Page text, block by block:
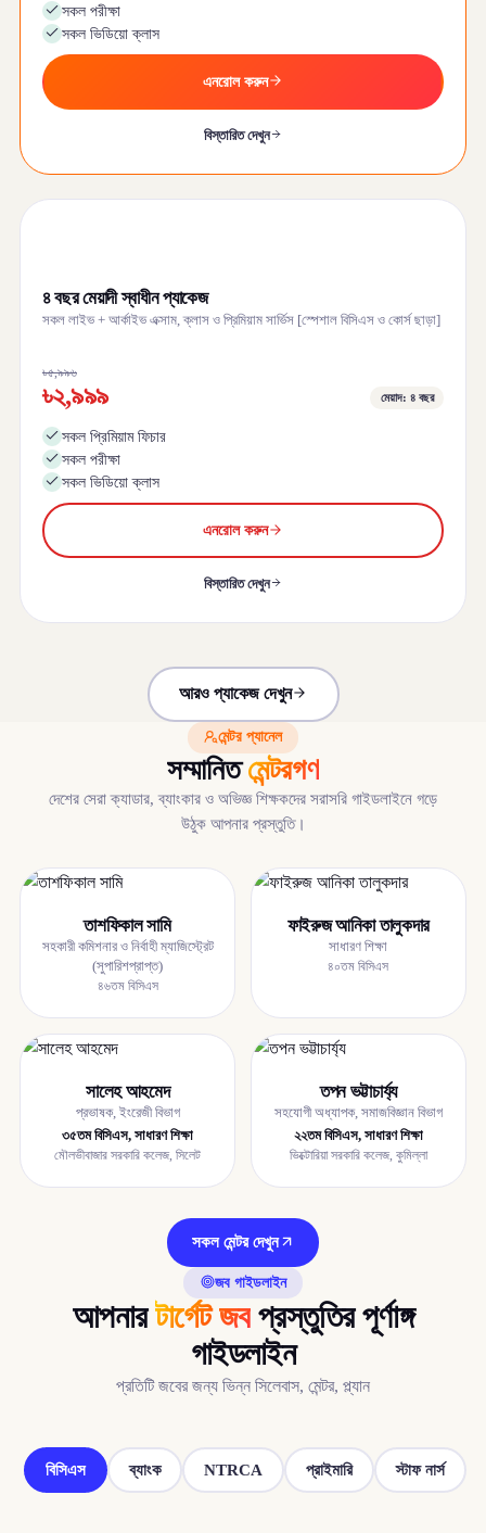
সকল পরীক্ষা
সকল ভিডিয়ো ক্লাস
এনরোল করুন
বিস্তারিত দেখুন
৪ বছর মেয়াদী স্বাধীন প্যাকেজ
সকল লাইভ + আর্কাইভ এক্সাম, ক্লাস ও প্রিমিয়াম সার্ভিস [স্পেশাল বিসিএস ও কোর্স ছাড়া]
৳৫,৯৯৬
৳২,৯৯৯ মেয়াদ: ৪ বছর
সকল প্রিমিয়াম ফিচার
সকল পরীক্ষা
সকল ভিডিয়ো ক্লাস
এনরোল করুন
বিস্তারিত দেখুন
আরও প্যাকেজ দেখুন
মেন্টর প্যানেল
সম্মানিতমেন্টরগণ
দেশের সেরা ক্যাডার, ব্যাংকার ও অভিজ্ঞ শিক্ষকদের সরাসরি গাইডলাইনে গড়ে
উঠুক আপনার প্রস্তুতি।
তাশফিকাল সামি
সহকারী কমিশনার ও নির্বাহী ম্যাজিস্ট্রেট
(সুপারিশপ্রাপ্ত)
৪৬তম বিসিএস
ফাইরুজ আনিকা তালুকদার
সাধারণ শিক্ষা
৪০তম বিসিএস
সালেহ আহমেদ
প্রভাষক, ইংরেজী বিভাগ
৩৫তম বিসিএস, সাধারণ শিক্ষা
মৌলভীবাজার সরকারি কলেজ, সিলেট
তপন ভট্টাচার্য্য
সহযোগী অধ্যাপক, সমাজবিজ্ঞান বিভাগ
২২তম বিসিএস, সাধারণ শিক্ষা
ভিক্টোরিয়া সরকারি কলেজ, কুমিল্লা
সকল মেন্টর দেখুন
জব গাইডলাইন
আপনারটার্গেট জবপ্রস্তুতির পূর্ণাঙ্গ
গাইডলাইন
প্রতিটি জবের জন্য ভিন্ন সিলেবাস, মেন্টর, প্ল্যান
বিসিএস ব্যাংক NTRCA প্রাইমারি স্টাফ নার্স